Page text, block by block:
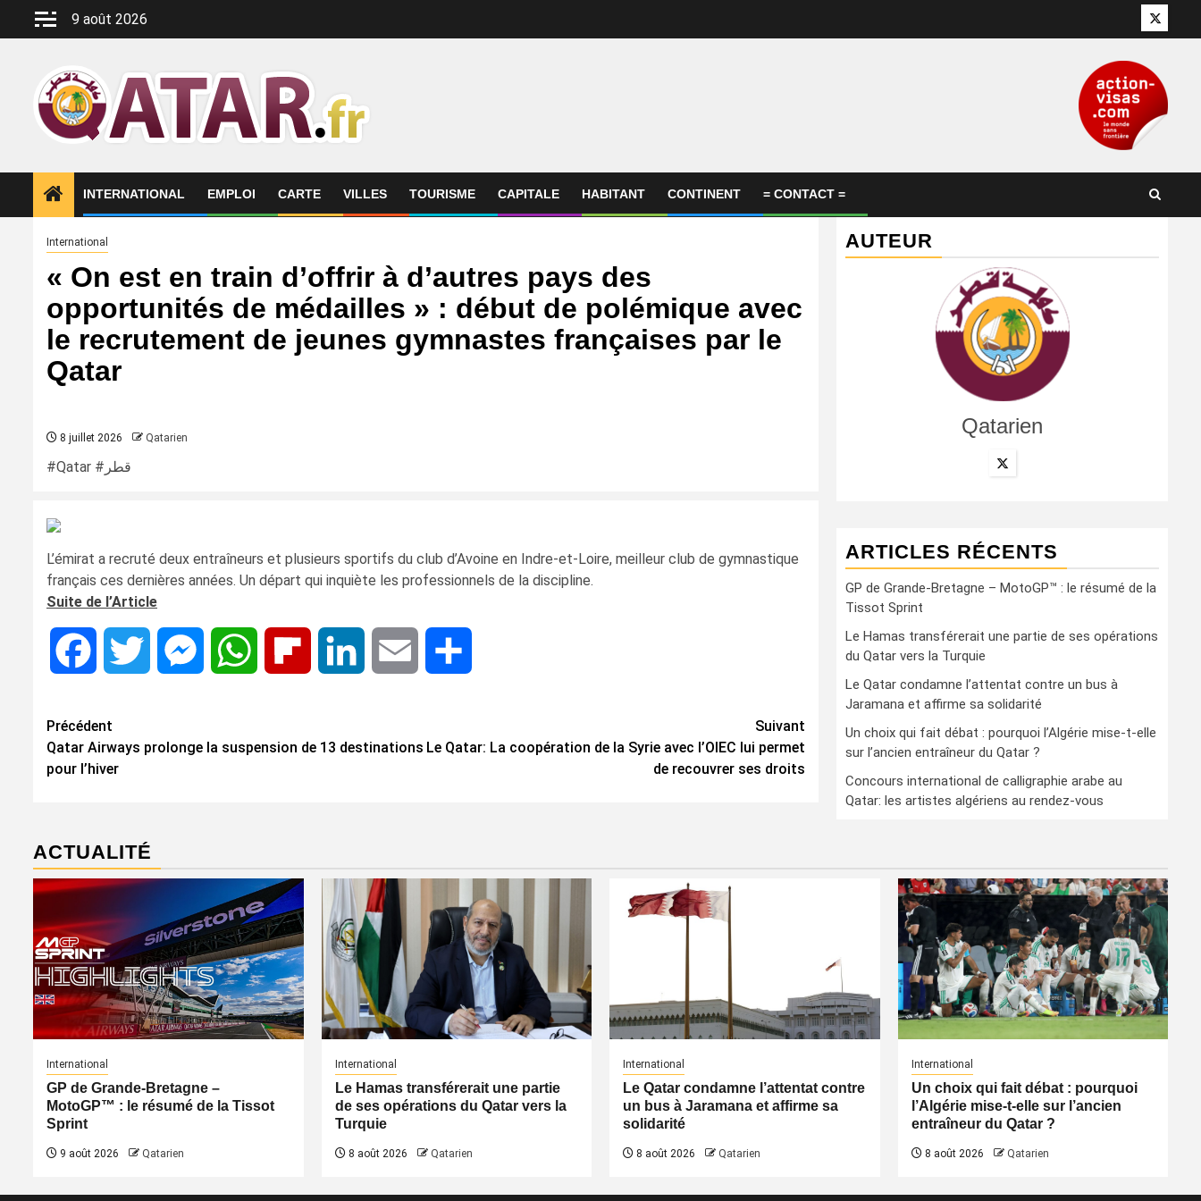
9 août 2026 Twitter
INTERNATIONAL EMPLOI CARTE VILLES TOURISME CAPITALE HABITANT CONTINENT = CONTACT =
International
« On est en train d’offrir à d’autres pays des
opportunités de médailles » : début de polémique avec
le recrutement de jeunes gymnastes françaises par le
Qatar
8 juillet 2026 Qatarien
#Qatar #قطر
L’émirat a recruté deux entraîneurs et plusieurs sportifs du club d’Avoine en Indre-et-Loire, meilleur club de gymnastique
français ces dernières années. Un départ qui inquiète les professionnels de la discipline.
Suite de l’Article
Facebook Twitter MessengerWhatsApp Flipboard LinkedIn Email
Navigation
d’article
Précédent
Qatar Airways prolonge la suspension de 13 destinations
pour l’hiver
Suivant
Le Qatar: La coopération de la Syrie avec l’OIEC lui permet
de recouvrer ses droits
AUTEUR
Qatarien
ARTICLES RÉCENTS
GP de Grande-Bretagne – MotoGP™ : le résumé de la
Tissot Sprint
Le Hamas transférerait une partie de ses opérations
du Qatar vers la Turquie
Le Qatar condamne l’attentat contre un bus à
Jaramana et affirme sa solidarité
Un choix qui fait débat : pourquoi l’Algérie mise-t-elle
sur l’ancien entraîneur du Qatar ?
Concours international de calligraphie arabe au
Qatar: les artistes algériens au rendez-vous
ACTUALITÉ
International
GP de Grande-Bretagne –
MotoGP™ : le résumé de la Tissot
Sprint
9 août 2026 Qatarien
International
Le Hamas transférerait une partie
de ses opérations du Qatar vers la
Turquie
8 août 2026 Qatarien
International
Le Qatar condamne l’attentat contre
un bus à Jaramana et affirme sa
solidarité
8 août 2026 Qatarien
International
Un choix qui fait débat : pourquoi
l’Algérie mise-t-elle sur l’ancien
entraîneur du Qatar ?
8 août 2026 Qatarien